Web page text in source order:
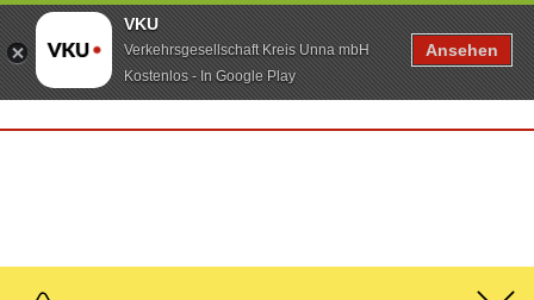
VKU
Verkehrsgesellschaft Kreis Unna mbH
Kostenlos - In Google Play
Ansehen